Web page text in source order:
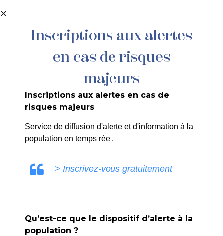
principal
David Mandine
ULE0V
Aurélie Grosso
Inscriptions aux alertes
en cas de risques
majeurs
Inscriptions aux alertes en cas de
risques majeurs
Service de diffusion d'alerte et d'information à la
population en temps réel.
> Inscrivez-vous gratuitement
Qu’est-ce que le dispositif d’alerte à la
population ?